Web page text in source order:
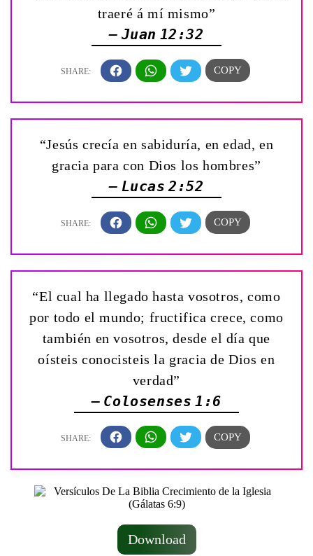
traeré á mí mismo”
— Juan 12:32
“Jesús crecía en sabiduría, en edad, en
gracia para con Dios los hombres”
— Lucas 2:52
“El cual ha llegado hasta vosotros, como
por todo el mundo; fructifica crece, como
también en vosotros, desde el día que
oísteis conocisteis la gracia de Dios en
verdad”
— Colosenses 1:6
Download